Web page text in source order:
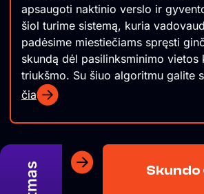
apsaugoti naktinio verslo ir
šiol turime sistemą, kuria
padėsime miestiečiams spręsti
skundą dėl pasilinksminimo vietos
triukšmo. Su šiuo algoritmu galite
čia